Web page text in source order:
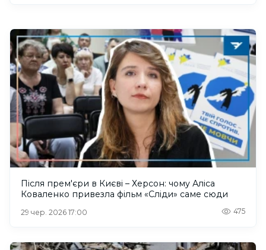
Після прем'єри в Києві – Херсон: чому Аліса
Коваленко привезла фільм «Сліди» саме сюди
29 чер. 2026 17:00 475